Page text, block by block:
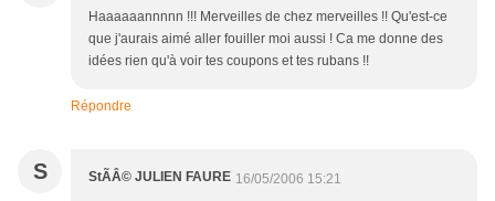
Haaaaaannnnn !!! Merveilles de chez merveilles !! Qu'est-ce
que j'aurais aimé aller fouiller moi aussi ! Ca me donne des
idées rien qu'à voir tes coupons et tes rubans !!
Répondre
S StÃÂ© JULIEN FAURE 16/05/2006 15:21